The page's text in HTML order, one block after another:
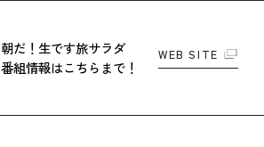
朝だ！生です旅サラダ
番組情報はこちらまで！
WEB SITE